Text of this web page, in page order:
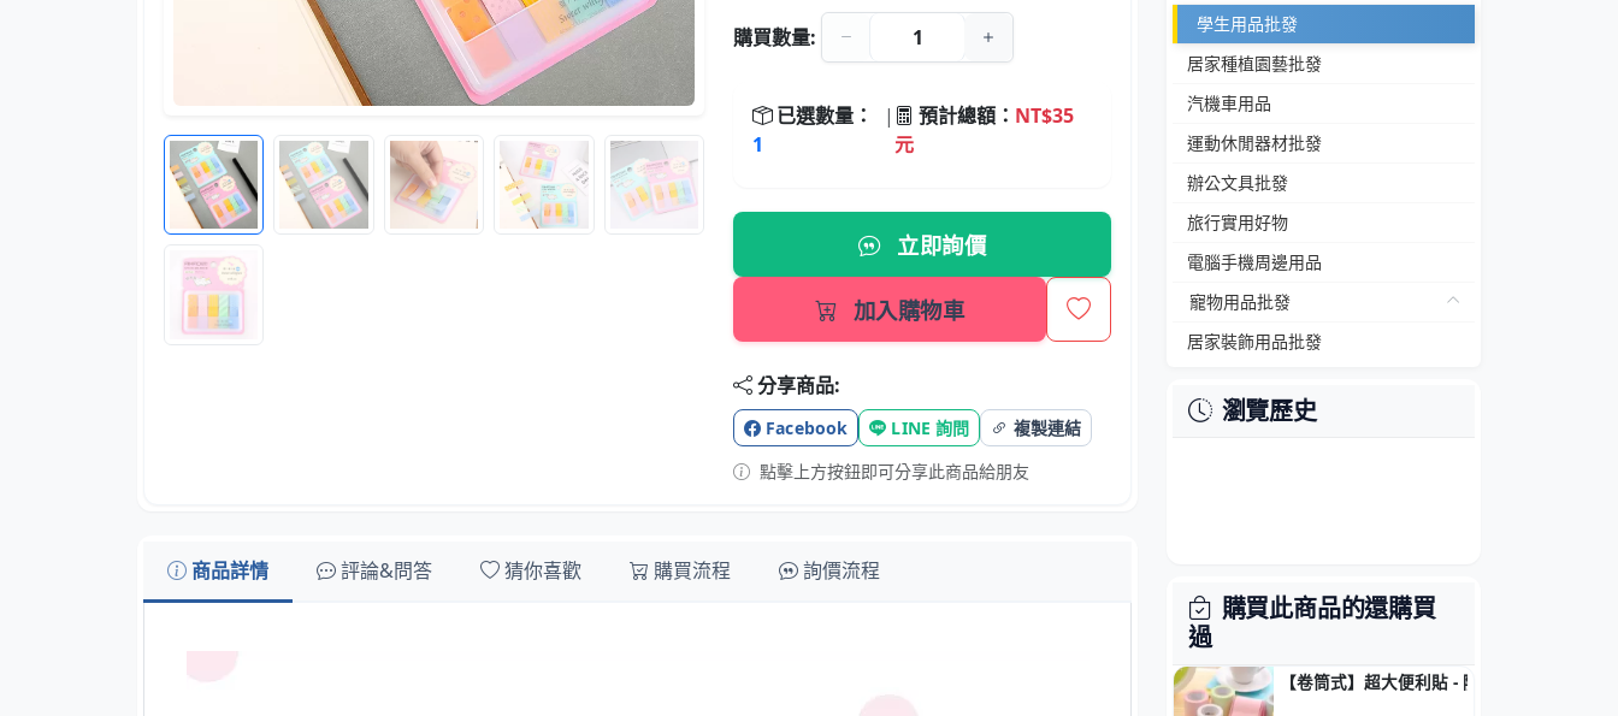
購買數量:
已選數量：
1
| 預計總額： NT$35
元
立即詢價
加入購物車
分享商品:
Facebook LINE 詢問
複製連結
點擊上方按鈕即可分享此商品給朋友
商品詳情 評論&問答 猜你喜歡 購買流程 詢價流程
學生用品批發
居家種植園藝批發
汽機車用品
運動休閒器材批發
辦公文具批發
旅行實用好物
電腦手機周邊用品
寵物用品批發
居家裝飾用品批發
瀏覽歷史
購買此商品的還購買
過
【卷筒式】超大便利貼 - 隨意撕取留言神器